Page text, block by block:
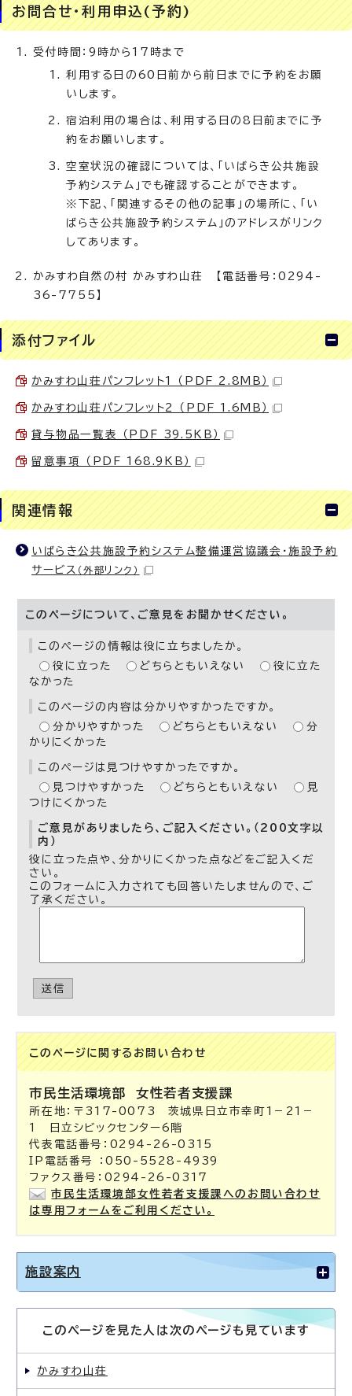
お問合せ・利用申込(予約)
受付時間：9時から17時まで
利用する日の60日前から前日までに予約をお願
いします。
宿泊利用の場合は、利用する日の8日前までに予
約をお願いします。
空室状況の確認については、「いばらき公共施設
予約システム」でも確認することができます。
※下記、「関連するその他の記事」の場所に、「い
ばらき公共施設予約システム」のアドレスがリンク
してあります。
かみすわ自然の村 かみすわ山荘 【電話番号：0294-
36-7755】
添付ファイル
かみすわ山荘パンフレット1 （PDF 2.8MB）
かみすわ山荘パンフレット2 （PDF 1.6MB）
貸与物品一覧表 （PDF 39.5KB）
留意事項 （PDF 168.9KB）
関連情報
いばらき公共施設予約システム整備運営協議会・施設予約
サービス （外部リンク）
このページについて、ご意見をお聞かせください。
このページの情報は役に立ちましたか。
役に立った
どちらともいえない
役に立た
なかった
このページの内容は分かりやすかったですか。
分かりやすかった
どちらともいえない
分
かりにくかった
このページは見つけやすかったですか。
見つけやすかった
どちらともいえない
見
つけにくかった
ご意見がありましたら、ご記入ください。（200文字以
内）
役に立った点や、分かりにくかった点などをご記入くだ
さい。
このフォームに入力されても回答いたしませんので、ご
了承ください。
送信
このページに関する お問い合わせ
市民生活環境部女性若者支援課
所在地：〒317-0073 茨城県日立市幸町1－21－
1 日立シビックセンター6階
代表電話番号：0294-26-0315
IP電話番号 ：050-5528-4939
ファクス番号：0294-26-0317
市民生活環境部女性若者支援課へのお問い合わせ
は専用フォームをご利用ください。
施設案内
このページを見た人は次のページも見ています
かみすわ山荘